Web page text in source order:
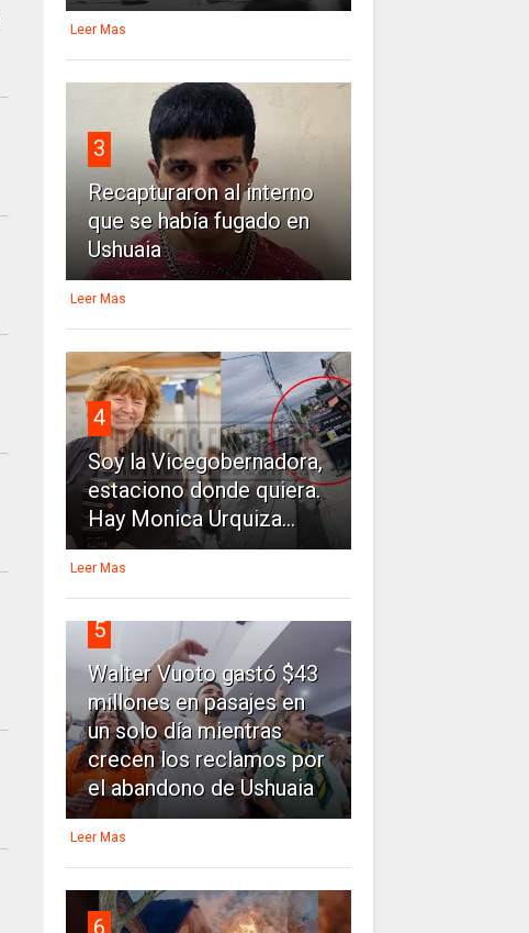
Leer Mas
3
Recapturaron al interno
que se había fugado en
Ushuaia
Leer Mas
4
Soy la Vicegobernadora,
estaciono donde quiera.
Hay Monica Urquiza...
Leer Mas
5
Walter Vuoto gastó $43
millones en pasajes en
un solo día mientras
crecen los reclamos por
el abandono de Ushuaia
Leer Mas